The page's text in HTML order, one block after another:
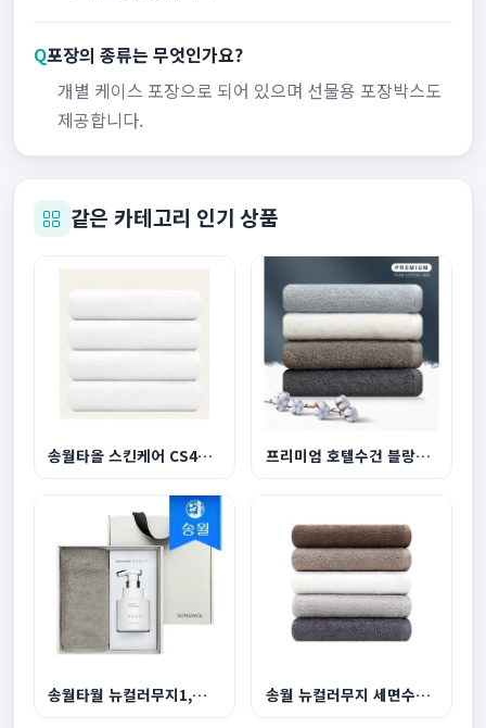
Q포장의 종류는 무엇인가요?
개별 케이스 포장으로 되어 있으며 선물용 포장박스도
제공합니다.
같은 카테고리 인기 상품
송월타올 스킨케어 CS40 업소용 수건 120g 면20수 프리미엄 호텔수건 블랑180g
송월타월 뉴컬러무지1,생활공작소 핸드워시250ml1 송월 뉴컬러무지 세면수건 150g